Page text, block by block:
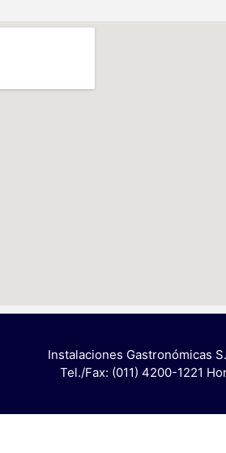
Instalaciones Gastronómicas
Tel./Fax: (011) 4200-1221